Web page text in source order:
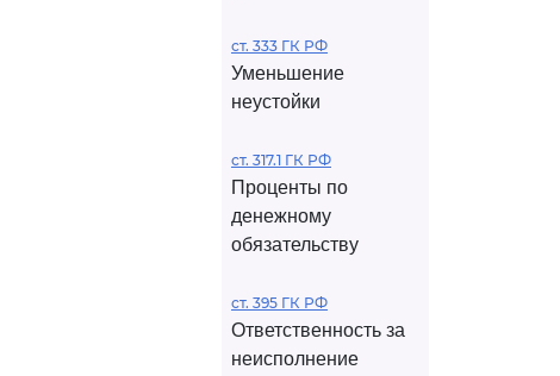
ст. 333 ГК РФ
Уменьшение
неустойки
ст. 317.1 ГК РФ
Проценты по
денежному
обязательству
ст. 395 ГК РФ
Ответственность за
неисполнение